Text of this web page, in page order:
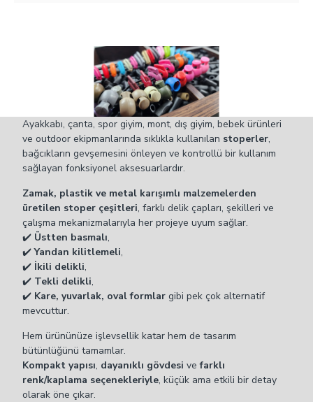
kullanım sağlar. Estetik ve sağlam tasarımı, ürünlerinizin
kalitesini doğrudan yansıtır.
Ayakkabı, çanta, spor giyim, mont, dış giyim, bebek ürünleri
ve outdoor ekipmanlarında sıklıkla kullanılan stoperler,
bağcıkların gevşemesini önleyen ve kontrollü bir kullanım
sağlayan fonksiyonel aksesuarlardır.
Zamak, plastik ve metal karışımlı malzemelerden
üretilen stoper çeşitleri, farklı delik çapları, şekilleri ve
çalışma mekanizmalarıyla her projeye uyum sağlar.
✔️ Üstten basmalı,
✔️Yandan kilitlemeli,
✔️ İkili delikli,
✔️ Tekli delikli,
✔️ Kare, yuvarlak, oval formlargibi pek çok alternatif
mevcuttur.
Hem ürününüze işlevsellik katar hem de tasarım
bütünlüğünü tamamlar.
Kompakt yapısı, dayanıklı gövdesi vefarklı
renk/kaplama seçenekleriyle, küçük ama etkili bir detay
olarak öne çıkar.